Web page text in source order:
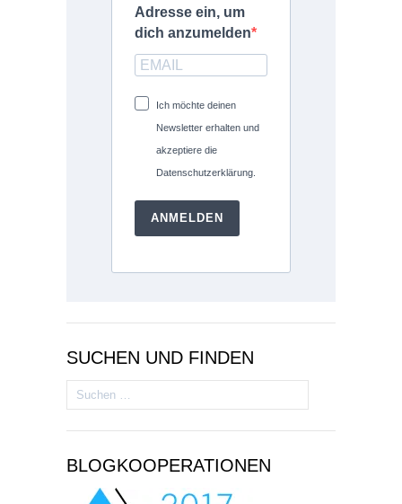
Adresse ein, um
dich anzumelden
Ich möchte deinen
Newsletter erhalten und
akzeptiere die
Datenschutzerklärung.
ANMELDEN
SUCHEN UND FINDEN
Suchen
nach:
BLOGKOOPERATIONEN